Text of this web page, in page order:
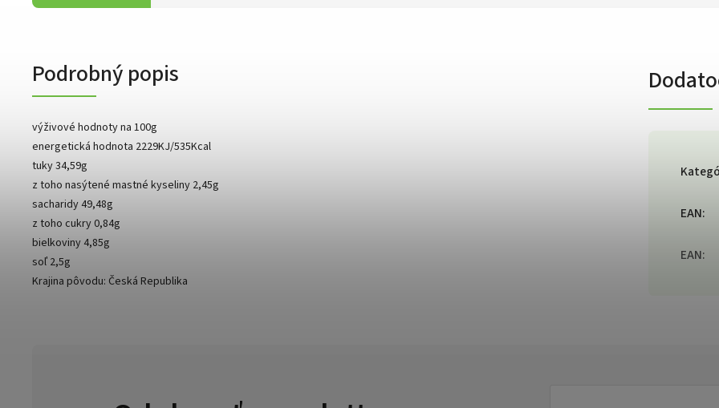
Podrobný popis
výživové hodnoty na 100g
energetická hodnota 2229KJ/535Kcal
tuky 34,59g
z toho nasýtené mastné kyseliny 2,45g
sacharidy 49,48g
z toho cukry 0,84g
bielkoviny 4,85g
soľ 2,5g
Krajina pôvodu: Česká Republika
EAN:
EAN: